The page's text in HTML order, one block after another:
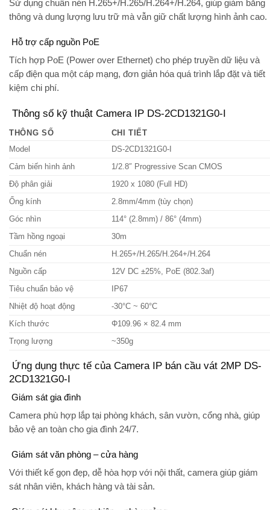
Sử dụng chuẩn nén H.265+/H.265/H.264+/H.264, giúp giảm băng
thông và dung lượng lưu trữ mà vẫn giữ chất lượng hình ảnh cao.
Hỗ trợ cấp nguồn PoE
Tích hợp PoE (Power over Ethernet) cho phép truyền dữ liệu và
cấp điện qua một cáp mạng, đơn giản hóa quá trình lắp đặt và tiết
kiệm chi phí.
Thông số kỹ thuật Camera IP DS-2CD1321G0-I
THÔNG SỐ
CHI TIẾT
Model
DS-2CD1321G0-I
Cảm biến hình ảnh
1/2.8″ Progressive Scan CMOS
Độ phân giải
1920 x 1080 (Full HD)
Ống kính
2.8mm/4mm (tùy chọn)
Góc nhìn
114° (2.8mm) / 86° (4mm)
Tầm hồng ngoại
30m
Chuẩn nén
H.265+/H.265/H.264+/H.264
Nguồn cấp
12V DC ±25%, PoE (802.3af)
Tiêu chuẩn bảo vệ
IP67
Nhiệt độ hoạt động
-30°C ~ 60°C
Kích thước
Φ109.96 × 82.4 mm
Trọng lượng
~350g
Ứng dụng thực tế của Camera IP bán cầu vát 2MP DS-
2CD1321G0-I
Giám sát gia đình
Camera phù hợp lắp tại phòng khách, sân vườn, cổng nhà, giúp
bảo vệ an toàn cho gia đình 24/7.
Giám sát văn phòng – cửa hàng
Với thiết kế gọn đẹp, dễ hòa hợp với nội thất, camera giúp giám
sát nhân viên, khách hàng và tài sản.